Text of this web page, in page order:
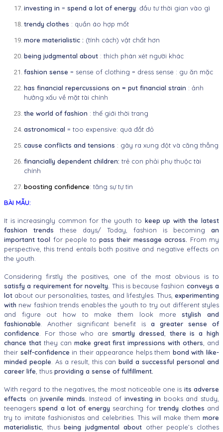
investing in = spend a lot of energy: đầu tư thời gian vào gì
trendy clothes : quần áo hợp mốt
more materialistic : (tính cách) vật chất hơn
being judgmental about : thích phán xét người khác
fashion sense = sense of clothing = dress sense : gu ăn mặc
has financial repercussions on = put financial strain : ảnh
hưởng xấu về mặt tài chính
the world of fashion : thế giới thời trang
astronomical = too expensive: quá đắt đỏ
cause conflicts and tensions : gây ra xung đột và căng thẳng
financially dependent children: trẻ con phải phụ thuộc tài
chính
boosting confidence: tăng sự tự tin
BÀI MẪU:
It is increasingly common for the youth to keep up with the latest
fashion
trends these days/ Today, fashion is becoming an
important tool for people topass their message across. From my
perspective, this trend entails both positive and negative effects on
the youth.
Considering firstly the positives, one of the most obvious is to
satisfy a requirement for novelty. This is because fashion conveys a
lot about our personalities, tastes, and lifestyles. Thus, experimenting
with new fashion trends enables the youth to try out different styles
and figure out how to make them look morestylish and
fashionable . Another significant benefit is a greater
sense of
confidence . For those who are smartly dressed
there is a high
chance that they can make great first impressions with others , and
their self-confidence in their appearance helps them bond with like-
minded people . As a result, this canbuild a successful personal and
career life , thus providing a sense of fulfillment.
With regard to the negatives, the most noticeable one is its adverse
effects on juvenile minds. Instead of investing in books and study,
teenagersspend a lot of energy searching fortrendy clothes and
try to imitate fashionistas and celebrities. This will make them more
materialistic, thusbeing judgmental about other people’s clothes